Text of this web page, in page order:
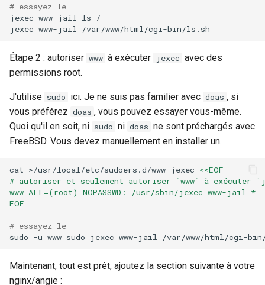
# essayez-le
jexec www-jail ls
/
jexec www-jail
Étape 2 : autoriser www à exécuter jexec avec des
permissions root.
J'utilise sudo ici. Je ne suis pas familier avec doas , si
vous préférez doas , vous pouvez essayer vous-même.
Quoi qu'il en soit, ni sudo ni doas ne sont préchargés avec
FreeBSD. Vous devez manuellement en installer un.
cat >/usr/local/etc/sudoers.d/www-jexec <<EOF
# autoriser et seulement autoriser `www` à exécuter
www ALL=(root) NOPASSWD: /usr/sbin/jexec www-jail *
EOF
# essayez-le
sudo -u www sudo jexec www-jail
Maintenant, tout est prêt, ajoutez la section suivante à votre
nginx/angie :